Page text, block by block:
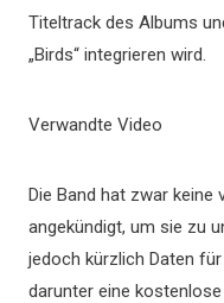
Titeltrack des Albums
„Birds“ integrieren wird.
Verwandte Video
Die Band hat zwar
angekündigt, um sie zu
jedoch kürzlich Daten
darunter eine